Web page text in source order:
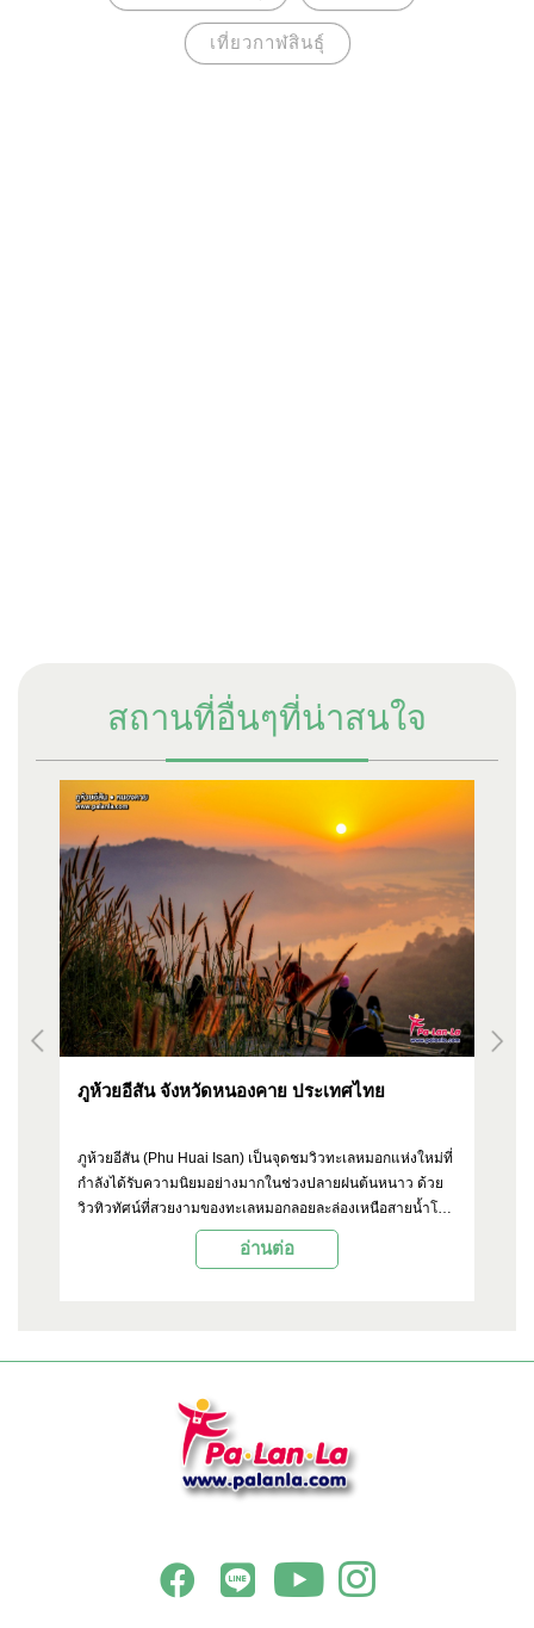
เที่ยวกาฬสินธุ์
สถานที่อื่นๆที่น่าสนใจ
ภูห้วยอีสัน จังหวัดหนองคาย ประเทศไทย
ภูห้วยอีสัน (Phu Huai Isan) เป็นจุดชมวิวทะเลหมอกแห่งใหม่ที่
กำลังได้รับความนิยมอย่างมากในช่วงปลายฝนต้นหนาว ด้วย
วิวทิวทัศน์ที่สวยงามของทะเลหมอกลอยละล่องเหนือสายน้ำโขง
และขุนเขาสลับซับซ้อน ทำให้ที่นี่เป็นจุดหมายปลายทางที่นัก
ท่องเที่ยวไม่ควรพลาดเมื่อมาจังหวัดหนองคาย
อ่านต่อ